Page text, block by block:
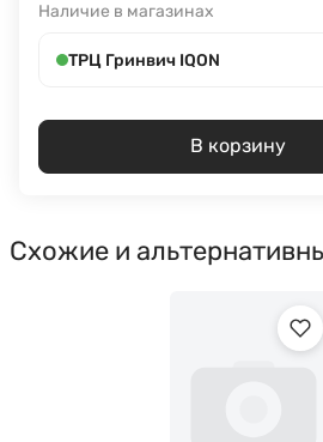
Наличие в магазинах
ТРЦ Гринвич IQON
В корзину
Схожие и